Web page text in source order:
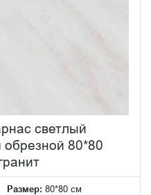
светлый
80*80
Размер: 80*80 см